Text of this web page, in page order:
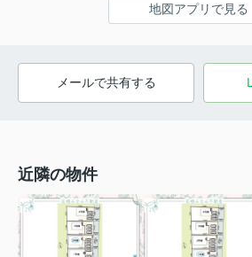
地図アプリで見る
メールで共有する
近隣の物件